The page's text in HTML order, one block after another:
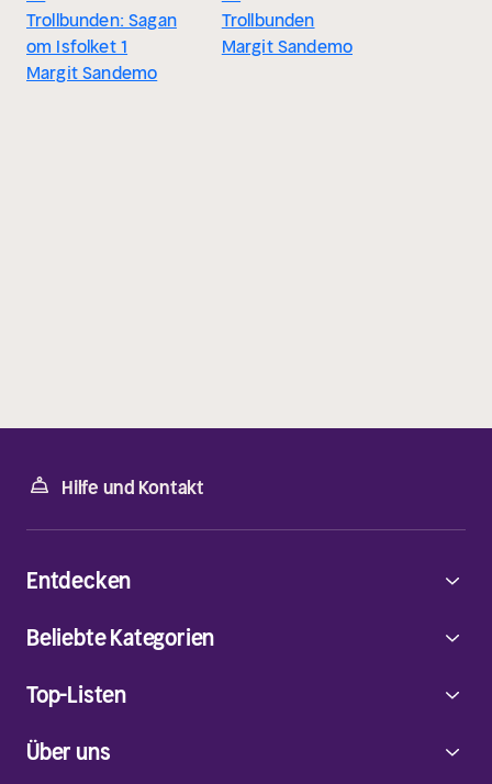
Trollbunden: Sagan
om Isfolket 1
Margit Sandemo
Trollbunden
Margit Sandemo
Hilfe und Kontakt
Über uns
Entdecken
Beliebte Kategorien
Top-Listen